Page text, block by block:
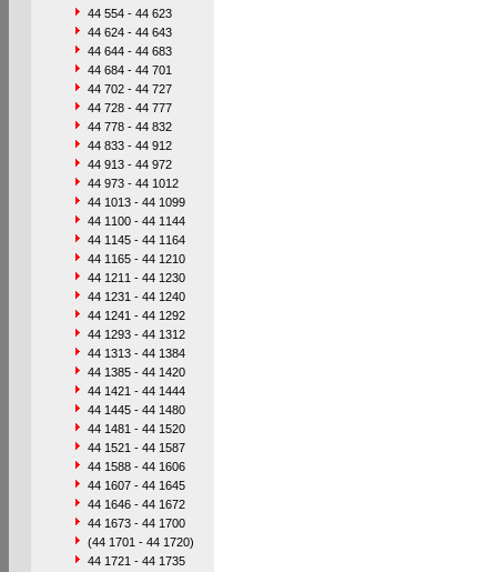
44 554 - 44 623
44 624 - 44 643
44 644 - 44 683
44 684 - 44 701
44 702 - 44 727
44 728 - 44 777
44 778 - 44 832
44 833 - 44 912
44 913 - 44 972
44 973 - 44 1012
44 1013 - 44 1099
44 1100 - 44 1144
44 1145 - 44 1164
44 1165 - 44 1210
44 1211 - 44 1230
44 1231 - 44 1240
44 1241 - 44 1292
44 1293 - 44 1312
44 1313 - 44 1384
44 1385 - 44 1420
44 1421 - 44 1444
44 1445 - 44 1480
44 1481 - 44 1520
44 1521 - 44 1587
44 1588 - 44 1606
44 1607 - 44 1645
44 1646 - 44 1672
44 1673 - 44 1700
(44 1701 - 44 1720)
44 1721 - 44 1735